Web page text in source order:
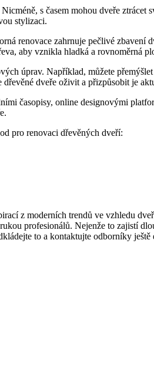
s časem mohou dveře
stylizaci.
renovace zahrnuje pečlivé
aby vznikla hladká a rovnoměrná
úprav. Například, můžete
dveře oživit a přizpůsobit je
časopisy, online designovými
pro renovaci dřevěných dveří:
z moderních trendů ve vzhledu
profesionálů. Nejenže to zajistí
to a kontaktujte odborníky ještě